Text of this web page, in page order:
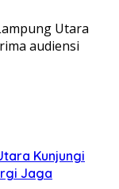
Utara
audiensi
Kunjungi
Jaga